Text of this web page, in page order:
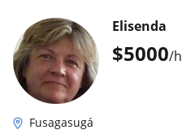
$5000/h
Elisenda
Fusagasugá